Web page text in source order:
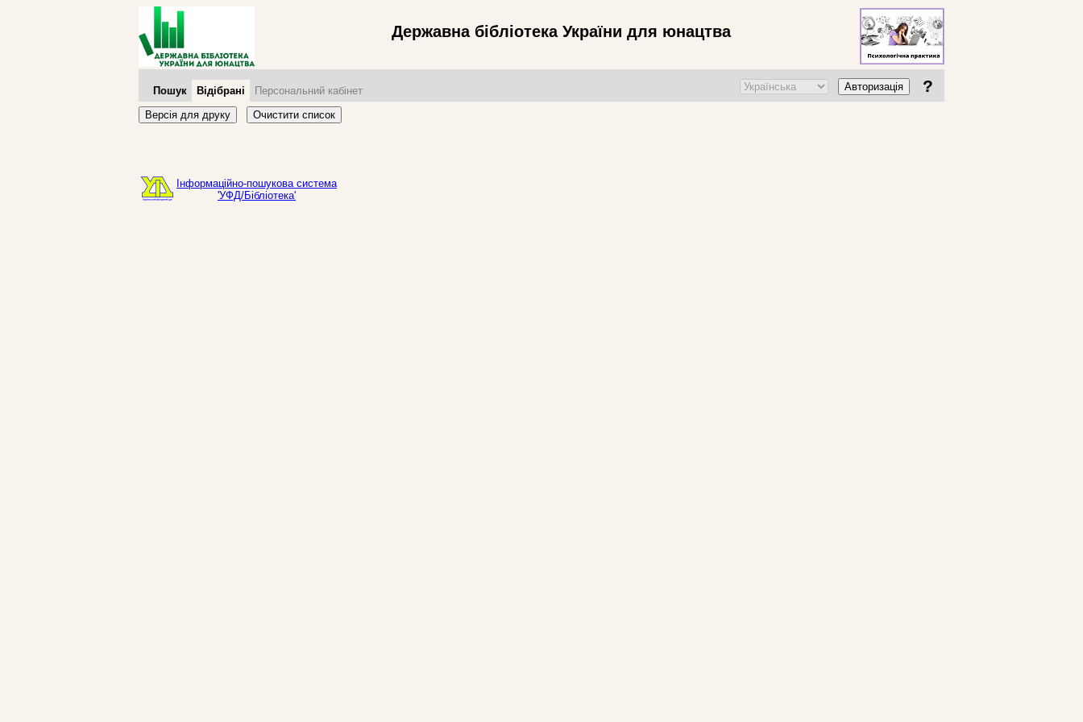
Державна бібліотека України для юнацтва
Пошук Відібрані Персональний кабінет Авторизація ?
Версія для друку Очистити список
Інформаційно-пошукова система
'УФД/Бібліотека'